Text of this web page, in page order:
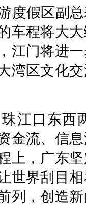
度假区副
车程将大
江门将进
湾区文化
江口东西
金流、信
上，广东
世界刮目
列，创造